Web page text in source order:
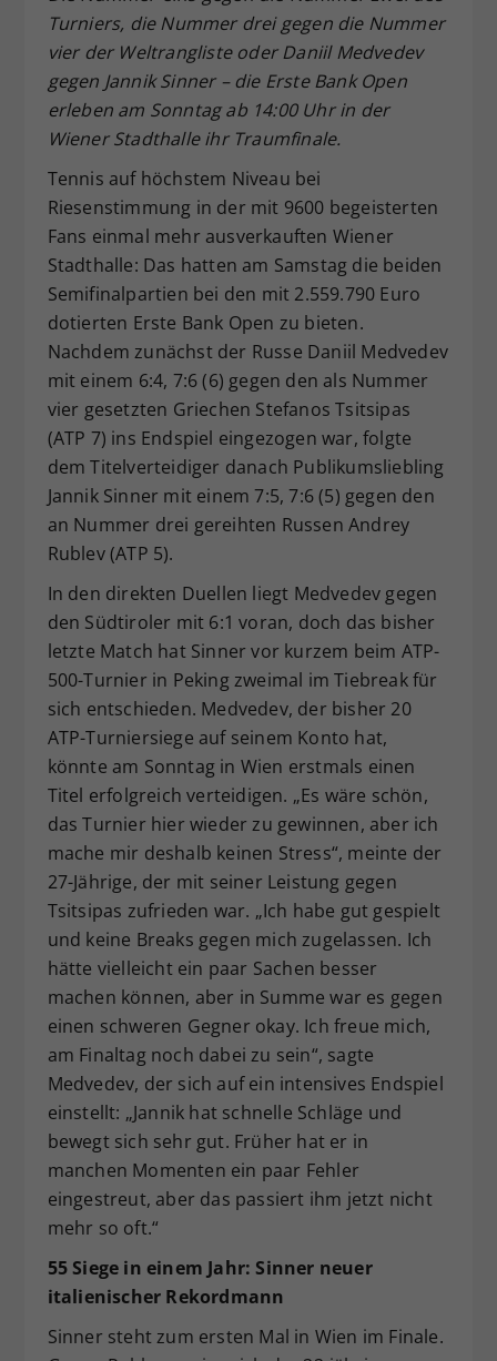
Turniers, die Nummer drei gegen die Nummer
vier der Weltrangliste oder Daniil Medvedev
gegen Jannik Sinner – die Erste Bank Open
erleben am Sonntag ab 14:00 Uhr in der
Wiener Stadthalle ihr Traumfinale.
Tennis auf höchstem Niveau bei
Riesenstimmung in der mit 9600 begeisterten
Fans einmal mehr ausverkauften Wiener
Stadthalle: Das hatten am Samstag die beiden
Semifinalpartien bei den mit 2.559.790 Euro
dotierten Erste Bank Open zu bieten.
Nachdem zunächst der Russe Daniil Medvedev
mit einem 6:4, 7:6 (6) gegen den als Nummer
vier gesetzten Griechen Stefanos Tsitsipas
(ATP 7) ins Endspiel eingezogen war, folgte
dem Titelverteidiger danach Publikumsliebling
Jannik Sinner mit einem 7:5, 7:6 (5) gegen den
an Nummer drei gereihten Russen Andrey
Rublev (ATP 5).
In den direkten Duellen liegt Medvedev gegen
den Südtiroler mit 6:1 voran, doch das bisher
letzte Match hat Sinner vor kurzem beim ATP-
500-Turnier in Peking zweimal im Tiebreak für
sich entschieden. Medvedev, der bisher 20
ATP-Turniersiege auf seinem Konto hat,
könnte am Sonntag in Wien erstmals einen
Titel erfolgreich verteidigen. „Es wäre schön,
das Turnier hier wieder zu gewinnen, aber ich
mache mir deshalb keinen Stress“, meinte der
27-Jährige, der mit seiner Leistung gegen
Tsitsipas zufrieden war. „Ich habe gut gespielt
und keine Breaks gegen mich zugelassen. Ich
hätte vielleicht ein paar Sachen besser
machen können, aber in Summe war es gegen
einen schweren Gegner okay. Ich freue mich,
am Finaltag noch dabei zu sein“, sagte
Medvedev, der sich auf ein intensives Endspiel
einstellt: „Jannik hat schnelle Schläge und
bewegt sich sehr gut. Früher hat er in
manchen Momenten ein paar Fehler
eingestreut, aber das passiert ihm jetzt nicht
mehr so oft.“
55 Siege in einem Jahr: Sinner neuer
italienischer Rekordmann
Sinner steht zum ersten Mal in Wien im Finale.
Zweck
Dieser Wert speichert Ihre Consent-
Einstellungen. Unter anderem eine
zufällig generierte ID, für die
historische Speicherung Ihrer
vorgenommen Einstellungen, falls der
Webseiten-Betreiber dies eingestellt
hat.